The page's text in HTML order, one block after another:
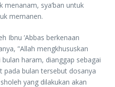
menanam, sya’ban untuk
memanen.
Ibnu ’Abbas berkenaan
”Allah mengkhususkan
haram, dianggap sebagai
pada bulan tersebut dosanya
yang dilakukan akan